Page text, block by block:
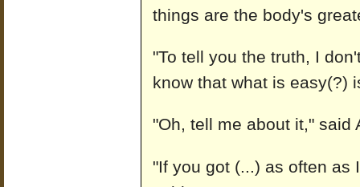
things are the body's
"To tell you the truth, I
know that what is easy(?)
"Oh, tell me about it," said
"If you got (...) as often as